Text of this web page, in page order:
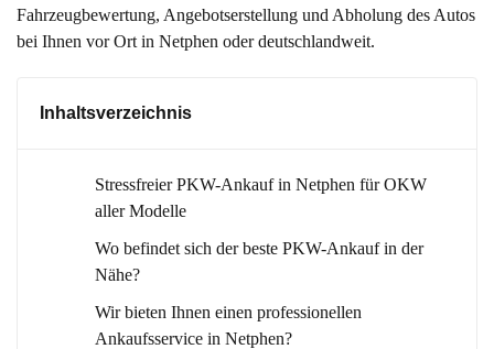
Fahrzeugbewertung, Angebotserstellung und Abholung des Autos
bei Ihnen vor Ort in Netphen oder deutschlandweit.
Inhaltsverzeichnis
Stressfreier PKW-Ankauf in Netphen für OKW
aller Modelle
Wo befindet sich der beste PKW-Ankauf in der
Nähe?
Wir bieten Ihnen einen professionellen
Ankaufsservice in Netphen?